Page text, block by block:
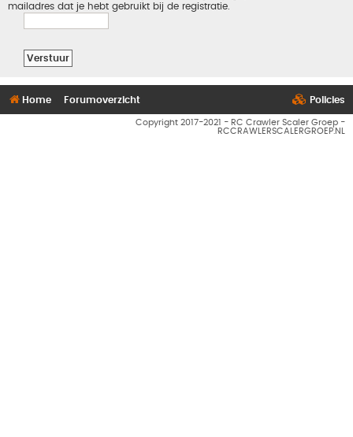
mailadres dat je hebt gebruikt bij de registratie.
Home Forumoverzicht Policies
Copyright 2017-2021 - RC Crawler Scaler Groep -
RCCRAWLERSCALERGROEP.NL